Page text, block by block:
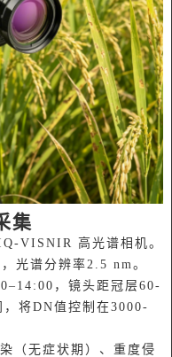
集
VISNIR 高光谱相机。
光谱分辨率2.5 nm。
，镜头距冠层60-
将DN值控制在3000-
（无症状期）、重度侵